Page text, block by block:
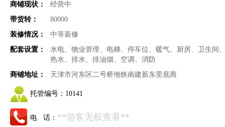
商铺现状：
经营中
带货转：
80000
装修情况：
中等装修
配套设置：
水电、物业管理、电梯、停车位、暖气、厨房、卫生间
热水、排水、排油烟、空调、消防
商铺地址：
天津市河东区二号桥地铁南建新东里底商
托管编号： 10141
电 话： **游客无权查看**